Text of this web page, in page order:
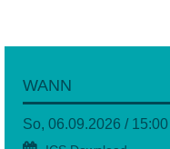
WANN
So, 06.09.2026 /